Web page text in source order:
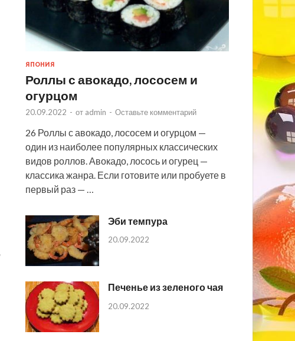
ЯПОНИЯ
Роллы с авокадо, лососем и
огурцом
20.09.2022 - от admin - Оставьте комментарий
26 Роллы с авокадо, лососем и огурцом —
один из наиболее популярных классических
видов роллов. Авокадо, лосось и огурец —
классика жанра. Если готовите или пробуете в
первый раз — …
Эби темпура
20.09.2022
Печенье из зеленого чая
20.09.2022